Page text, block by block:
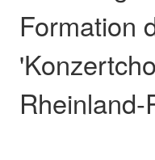
Formation
Rheinland-